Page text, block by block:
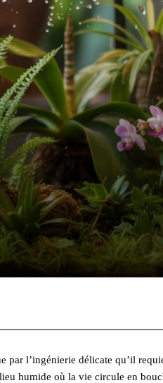
par l’ingénierie délicate qu’il
humide où la vie circule en